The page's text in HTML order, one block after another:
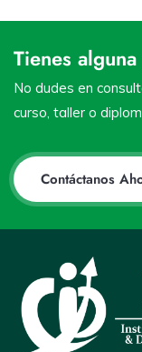
Tienes
No dudes en
curso, taller o
Contáctanos